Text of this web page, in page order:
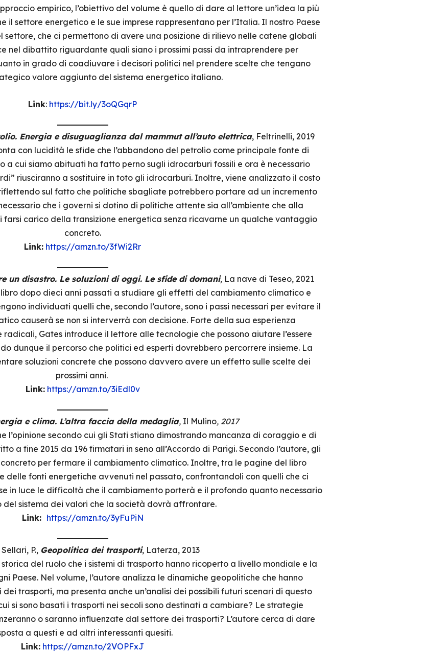
empirico, l’obiettivo del volume è quello di dare al lettore un’idea la più
il settore energetico e le sue imprese rappresentano per l’Italia. Il nostro Paese
settore, che ci permettono di avere una posizione di rilievo nelle catene globali
nel dibattito riguardante quali siano i prossimi passi da intraprendere per
in grado di coadiuvare i decisori politici nel prendere scelte che tengano
valore aggiunto del sistema energetico italiano.
Link: https://bit.ly/3oQGqrP
Energia e disuguaglianza dal mammut all’auto elettrica, Feltrinelli, 2019
con lucidità le sfide che l’abbandono del petrolio come principale fonte di
a cui siamo abituati ha fatto perno sugli idrocarburi fossili e ora è necessario
riusciranno a sostituire in toto gli idrocarburi. Inoltre, viene analizzato il costo
sul fatto che politiche sbagliate potrebbero portare ad un incremento
che i governi si dotino di politiche attente sia all’ambiente che alla
carico della transizione energetica senza ricavarne un qualche vantaggio
concreto.
Link: https://amzn.to/3fWi2Rr
un disastro. Le soluzioni di oggi. Le sfide di domani,La nave di Teseo, 2021
dopo dieci anni passati a studiare gli effetti del cambiamento climatico e
individuati quelli che, secondo l’autore, sono i passi necessari per evitare il
causerà se non si interverrà con decisione. Forte della sua esperienza
radicali, Gates introduce il lettore alle tecnologie che possono aiutare l’essere
dunque il percorso che politici ed esperti dovrebbero percorrere insieme. La
soluzioni concrete che possono davvero avere un effetto sulle scelte dei
prossimi anni.
Link: https://amzn.to/3iEdl0v
e clima. L’altra faccia della medaglia, Il Mulino, 2017
l’opinione secondo cui gli Stati stiano dimostrando mancanza di coraggio e di
a fine 2015 da 196 firmatari in seno all’Accordo di Parigi. Secondo l’autore, gli
per fermare il cambiamento climatico. Inoltre, tra le pagine del libro
delle fonti energetiche avvenuti nel passato, confrontandoli con quelli che ci
in luce le difficoltà che il cambiamento porterà e il profondo quanto necessario
del sistema dei valori che la società dovrà affrontare.
Link: https://amzn.to/3yFuPiN
Sellari, P., Geopolitica dei trasporti, Laterza, 2013
storica del ruolo che i sistemi di trasporto hanno ricoperto a livello mondiale e la
Paese. Nel volume, l’autore analizza le dinamiche geopolitiche che hanno
trasporti, ma presenta anche un’analisi dei possibili futuri scenari di questo
si sono basati i trasporti nei secoli sono destinati a cambiare? Le strategie
o saranno influenzate dal settore dei trasporti? L’autore cerca di dare
a questi e ad altri interessanti quesiti.
Link: https://amzn.to/2VOPFxJ